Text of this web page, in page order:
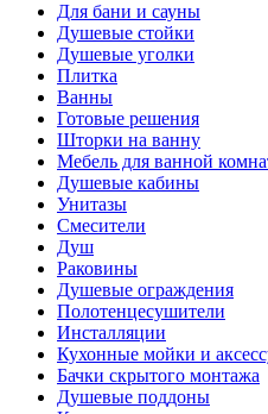
Для бани и сауны
Душевые стойки
Душевые уголки
Плитка
Ванны
Готовые решения
Шторки на ванну
Мебель для ванной
Душевые кабины
Унитазы
Смесители
Душ
Раковины
Душевые ограждения
Полотенцесушители
Инсталляции
Кухонные мойки и
Бачки скрытого монтажа
Душевые поддоны